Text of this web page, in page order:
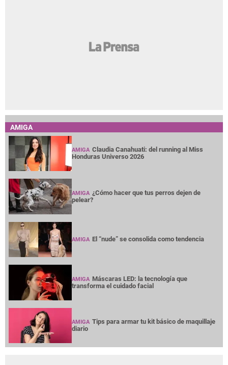
AMIGA
AMIGA Claudia Canahuati: del running al Miss
Honduras Universo 2026
AMIGA ¿Cómo hacer que tus perros dejen de
pelear?
AMIGA El “nude” se consolida como tendencia
AMIGA Máscaras LED: la tecnología que
transforma el cuidado facial
AMIGA Tips para armar tu kit básico de maquillaje
diario